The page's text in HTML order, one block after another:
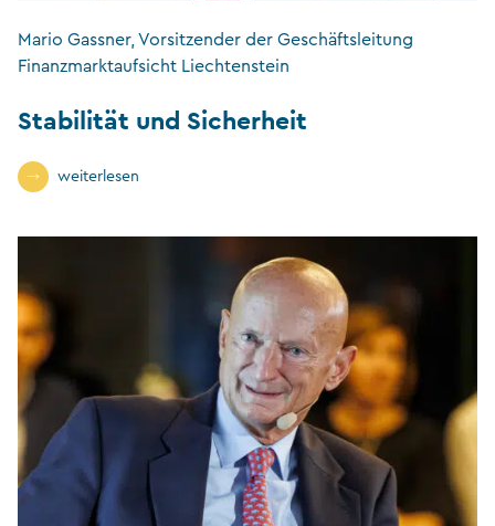
Mario Gassner, Vorsitzender der Geschäftsleitung
Finanzmarktaufsicht Liechtenstein
Stabilität und Sicherheit
weiterlesen